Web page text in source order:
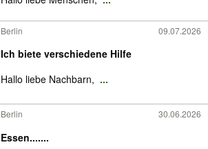
Berlin 09.07.2026
Ich biete verschiedene Hilfe
Hallo liebe Nachbarn, ...
Berlin 30.06.2026
Essen.......